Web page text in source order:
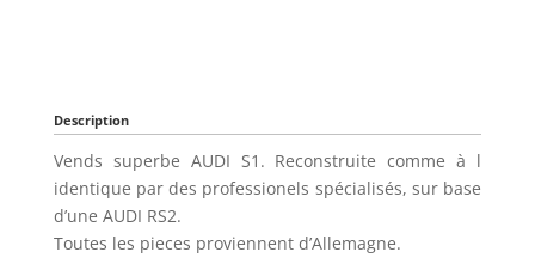
Description
Vends superbe AUDI S1. Reconstruite comme à l
identique par des professionels spécialisés, sur base
d’une AUDI RS2.
Toutes les pieces proviennent d’Allemagne.